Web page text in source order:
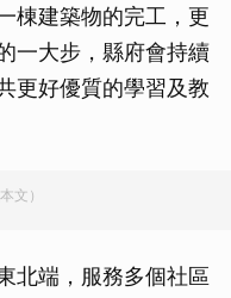
棟建築物的完工，更
一大步，縣府會持續
更好優質的學習及教
文）
北端，服務多個社區